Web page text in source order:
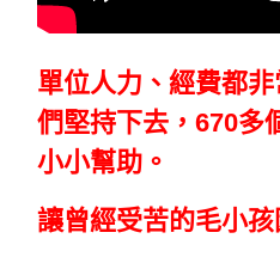
單位人力、經費都
們堅持下去，670多
小小幫助。
讓曾經受苦的毛小孩